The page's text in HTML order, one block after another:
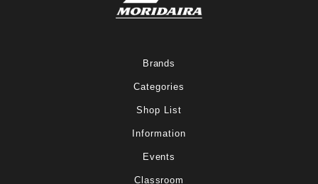
Brands
Categories
Shop List
Information
Events
Classroom